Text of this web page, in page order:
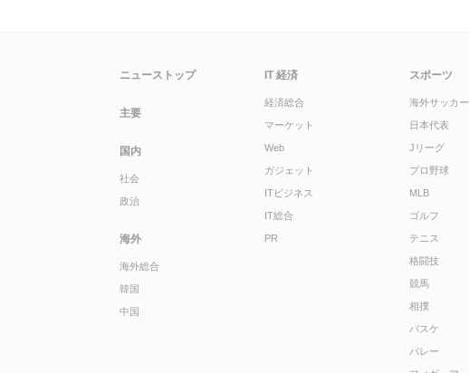
ニューストップ
主要
国内
社会
政治
海外
海外総合
韓国
中国
IT 経済
経済総合
マーケット
Web
ガジェット
ITビジネス
IT総合
PR
スポーツ
海外サッカー
日本代表
Jリーグ
プロ野球
MLB
ゴルフ
テニス
格闘技
競馬
相撲
バスケ
バレー